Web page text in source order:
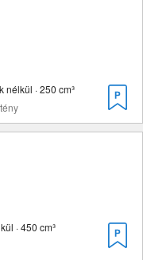
nélkül · 250 cm³
· 450 cm³